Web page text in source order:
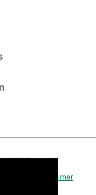
1000 Brussel.
disclaimer